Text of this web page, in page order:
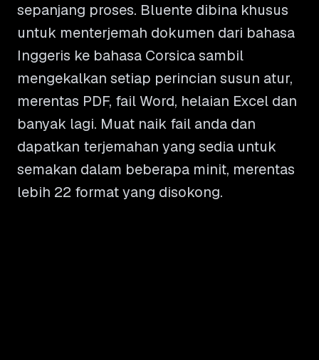
sepanjang proses. Bluente dibina khusus
untuk menterjemah dokumen dari bahasa
Inggeris ke bahasa Corsica sambil
mengekalkan setiap perincian susun atur,
merentas PDF, fail Word, helaian Excel dan
banyak lagi. Muat naik fail anda dan
dapatkan terjemahan yang sedia untuk
semakan dalam beberapa minit, merentas
lebih 22 format yang disokong.